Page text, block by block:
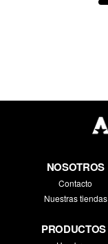
NOSOTROS
Contacto
Nuestras tiendas
PRODUCTOS